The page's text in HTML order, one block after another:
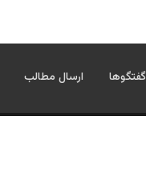
گفتگوها ارسال مطالب